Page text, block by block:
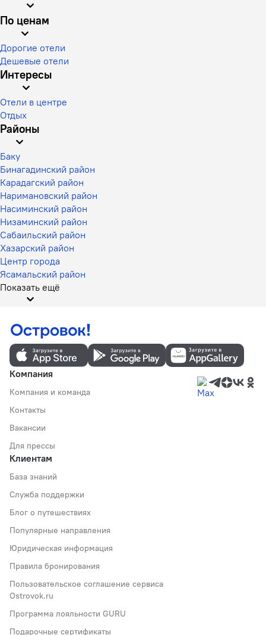
По ценам
Дорогие отели
Дешевые отели
Интересы
Отели в центре
Отдых
Районы
Баку
Бинагадинский район
Карадагский район
Наримановский район
Насиминский район
Низаминский район
Сабаильский район
Хазарский район
Центр города
Ясамальский район
Показать ещё
Компания
Компания и команда
Контакты
Вакансии
Для прессы
Клиентам
База знаний
Служба поддержки
Блог о путешествиях
Популярные направления
Юридическая информация
Правила бронирования
Пользовательское соглашение сервиса
Ostrovok.ru
Программа лояльности GURU
Подарочные сертификаты